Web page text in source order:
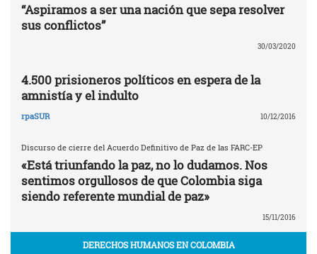
“Aspiramos a ser una nación que sepa resolver
sus conflictos”
30/03/2020
4.500 prisioneros políticos en espera de la
amnistía y el indulto
rpaSUR 10/12/2016
Discurso de cierre del Acuerdo Definitivo de Paz de las FARC-EP
«Está triunfando la paz, no lo dudamos. Nos
sentimos orgullosos de que Colombia siga
siendo referente mundial de paz»
15/11/2016
DERECHOS HUMANOS EN COLOMBIA